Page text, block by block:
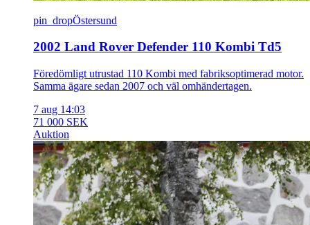
pin_dropÖstersund
2002 Land Rover Defender 110 Kombi Td5
Föredömligt utrustad 110 Kombi med fabriksoptimerad motor.
Samma ägare sedan 2007 och väl omhändertagen.
7 aug 14:03
71 000 SEK
Auktion